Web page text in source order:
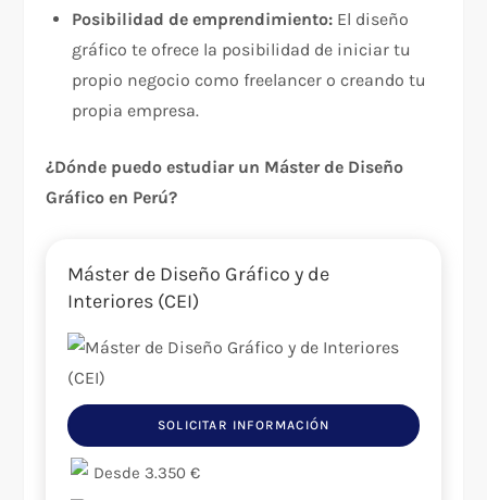
Posibilidad de emprendimiento: El diseño
gráfico te ofrece la posibilidad de iniciar tu
propio negocio como freelancer o creando tu
propia empresa.
¿Dónde puedo estudiar un Máster de Diseño
Gráfico en Perú?
Máster de Diseño Gráfico y de
Interiores (CEI)
Desde 3.350 €
SOLICITAR INFORMACIÓN